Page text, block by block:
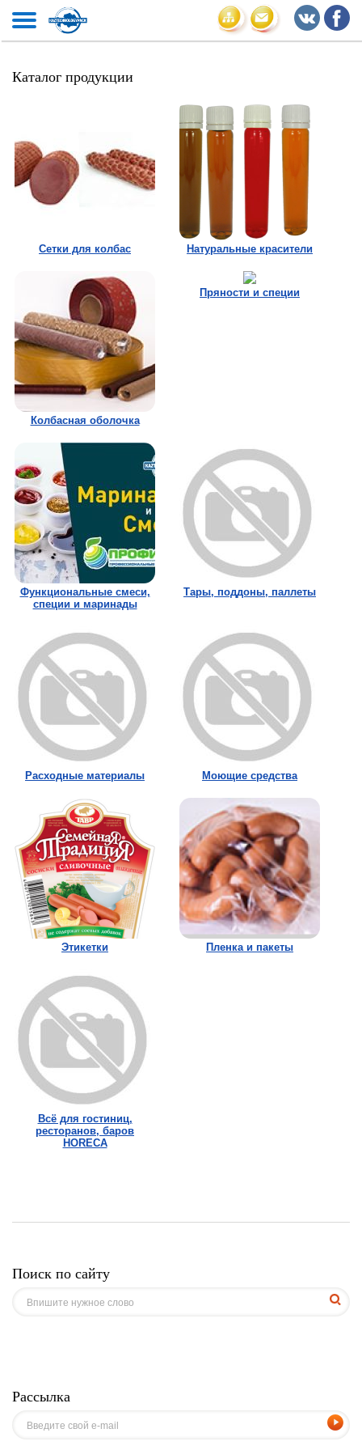
Каталог продукции
Сетки для колбас Натуральные красители
Колбасная оболочка
Пряности и специи
Функциональные смеси,
специи и маринады
Тары, поддоны, паллеты
Расходные материалы Моющие средства
Этикетки Пленка и пакеты
Всё для гостиниц,
ресторанов, баров
HORECA
Поиск по сайту
Рассылка